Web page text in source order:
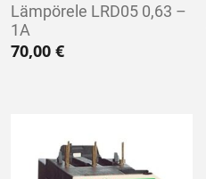
Lämpörele LRD05 0,63 –
1A
70,00 €